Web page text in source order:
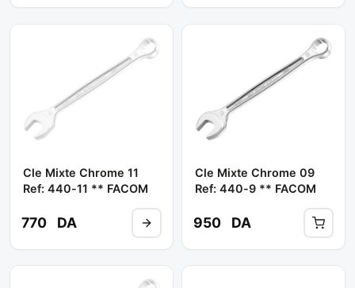
Cle Mixte Chrome 11
Ref: 440-11 ** FACOM
770 DA
Cle Mixte Chrome 09
Ref: 440-9 ** FACOM
950 DA